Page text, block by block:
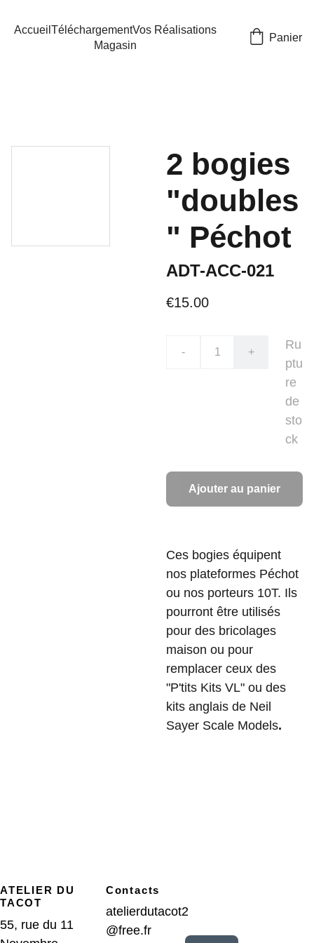
Accueil TéléchargementVos Réalisations
Magasin
Panier
2 bogies
"doubles
" Péchot
ADT-ACC-021
€15.00
- +
Ru
ptu
re
de
sto
ck
Ajouter au panier
Ces bogies équipent
nos plateformes Péchot
ou nos porteurs 10T. Ils
pourront être utilisés
pour des bricolages
maison ou pour
remplacer ceux des
"P'tits Kits VL" ou des
kits anglais de Neil
Sayer Scale Models.
ATELIER DU
TACOT
55, rue du 11
Contacts
atelierdutacot2
@free.fr